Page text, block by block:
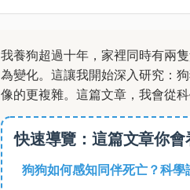
我養狗超過十年，家裡同時有兩
為變化。這讓我開始深入研究：
像的更複雜。這篇文章，我會從
快速導覽：這篇文章你會
狗狗如何感知同伴死亡？科學